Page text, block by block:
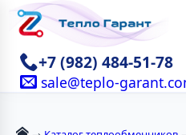
+7 (982) 484-51-78
sale@teplo-